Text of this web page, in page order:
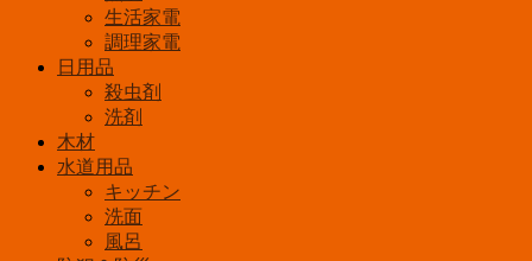
生活家電
調理家電
日用品
殺虫剤
洗剤
木材
水道用品
キッチン
洗面
風呂